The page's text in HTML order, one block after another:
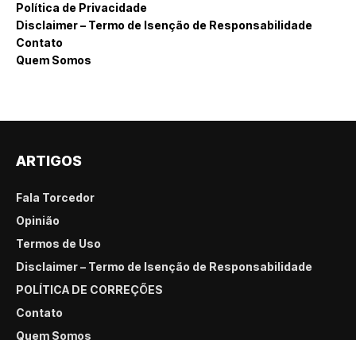
Política de Privacidade
Disclaimer – Termo de Isenção de Responsabilidade
Contato
Quem Somos
ARTIGOS
Fala Torcedor
Opinião
Termos de Uso
Disclaimer – Termo de Isenção de Responsabilidade
POLÍTICA DE CORREÇÕES
Contato
Quem Somos